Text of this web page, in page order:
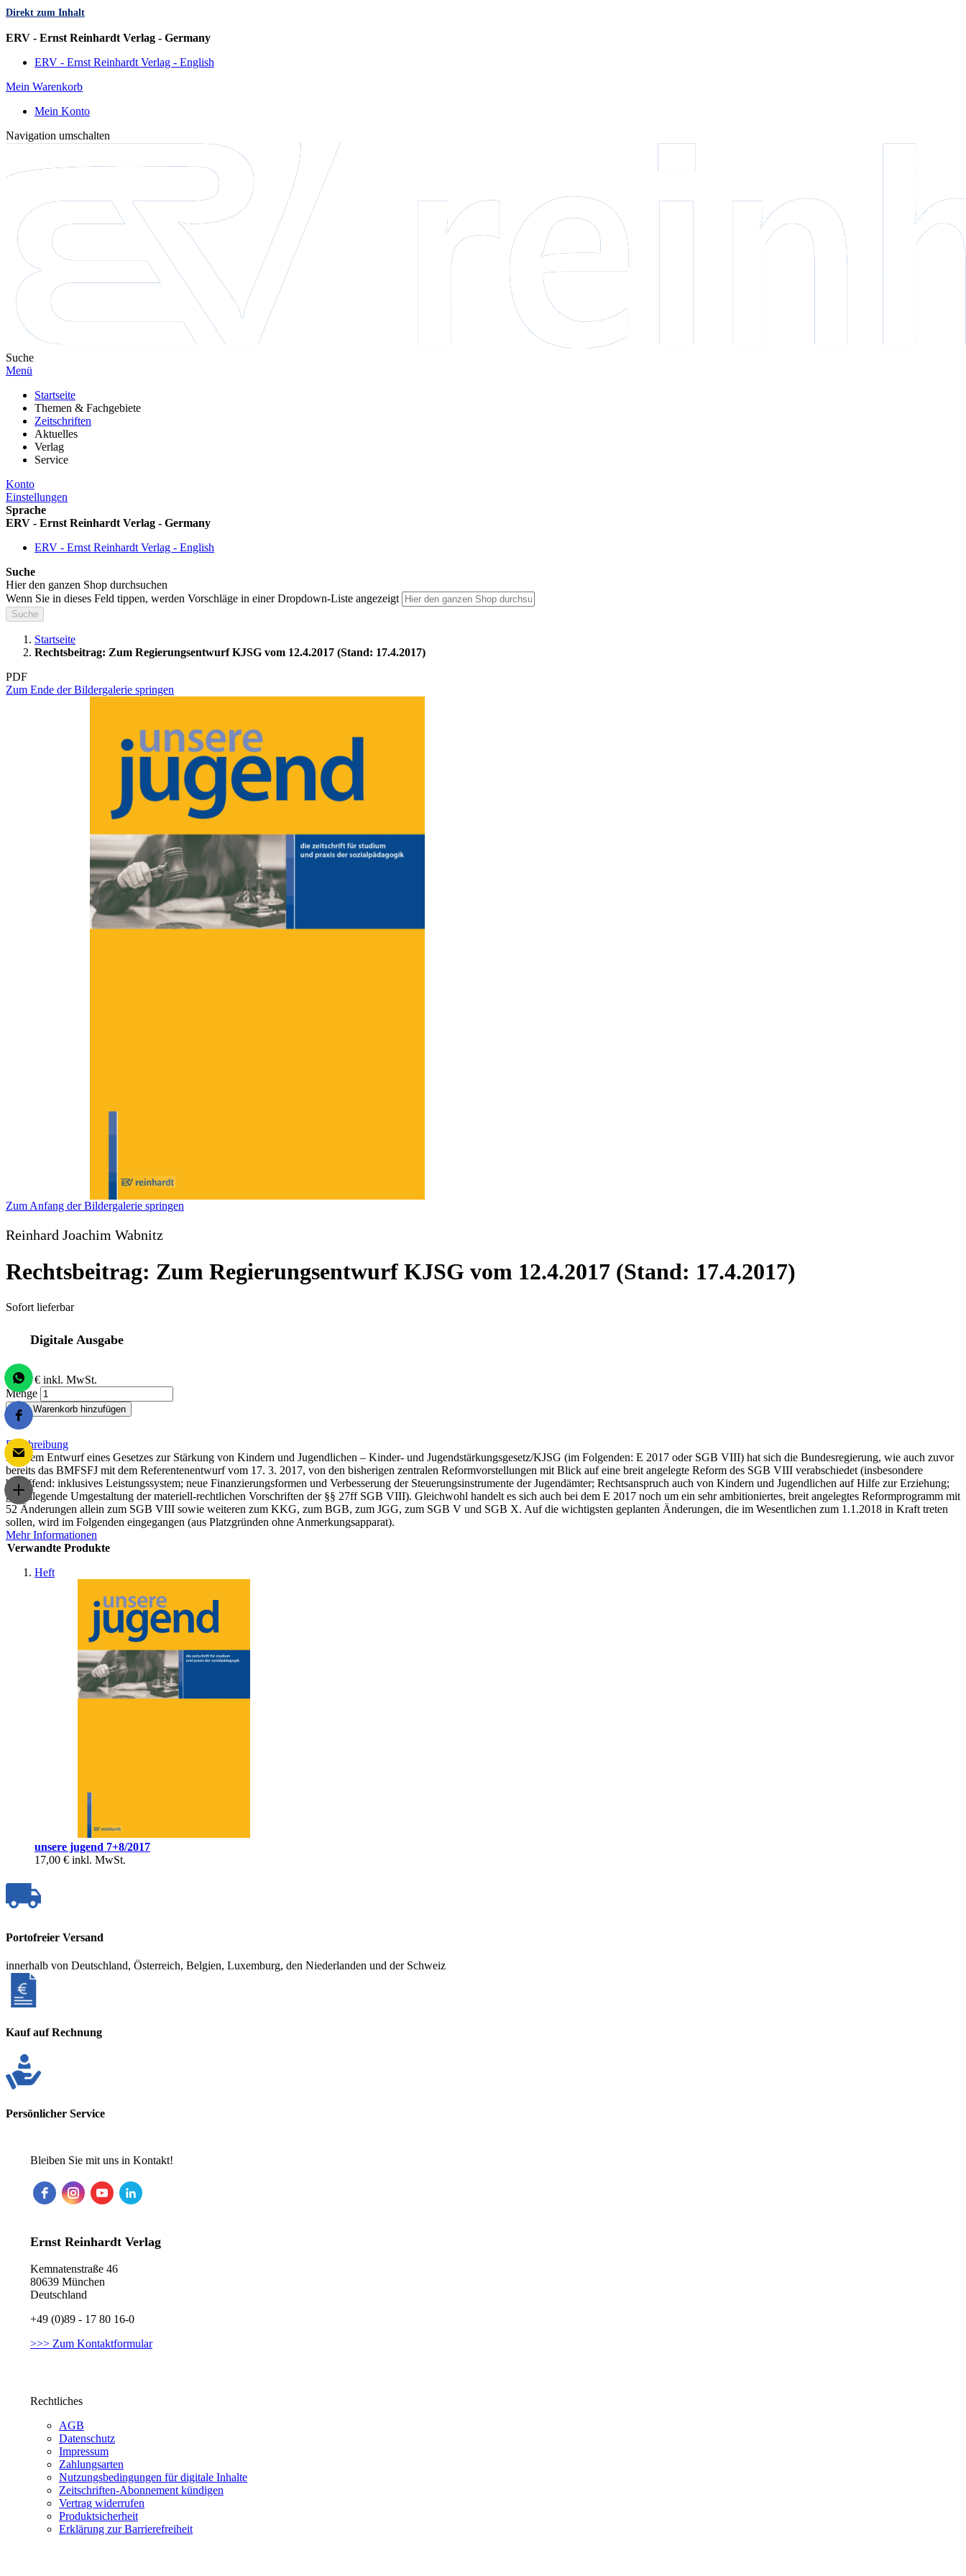
Direkt zum Inhalt
ERV - Ernst Reinhardt Verlag - Germany
ERV - Ernst Reinhardt Verlag - English
Mein Warenkorb
Mein Konto
Navigation umschalten
Suche
Menü
Startseite
Themen & Fachgebiete
Zeitschriften
Aktuelles
Verlag
Service
Konto
Einstellungen
Sprache
ERV - Ernst Reinhardt Verlag - Germany
ERV - Ernst Reinhardt Verlag - English
Suche
Hier den ganzen Shop durchsuchen
Wenn Sie in dieses Feld tippen, werden Vorschläge in einer Dropdown-Liste angezeigt
Suche
Startseite
Rechtsbeitrag: Zum Regierungsentwurf KJSG vom 12.4.2017 (Stand: 17.4.2017)
PDF
Zum Ende der Bildergalerie springen
Zum Anfang der Bildergalerie springen
Reinhard Joachim Wabnitz
Rechtsbeitrag: Zum Regierungsentwurf KJSG vom 12.4.2017 (Stand: 17.4.2017)
Sofort lieferbar
Digitale Ausgabe
13,00 € inkl. MwSt.
Menge
Zum Warenkorb hinzufügen
Beschreibung
Mit dem Entwurf eines Gesetzes zur Stärkung von Kindern und Jugendlichen – Kinder- und Jugendstärkungsgesetz/KJSG (im Folgenden: E 2017 oder SGB VIII) hat sich die Bundesregierung, wie auch zuvor
bereits das BMFSFJ mit dem Referentenentwurf vom 17. 3. 2017, von den bisherigen zentralen Reformvorstellungen mit Blick auf eine breit angelegte Reform des SGB VIII verabschiedet (insbesondere
betreffend: inklusives Leistungssystem; neue Finanzierungsformen und Verbesserung der Steuerungsinstrumente der Jugendämter; Rechtsanspruch auch von Kindern und Jugendlichen auf Hilfe zur Erziehung;
grundlegende Umgestaltung der materiell-rechtlichen Vorschriften der §§ 27ff SGB VIII). Gleichwohl handelt es sich auch bei dem E 2017 noch um ein sehr ambitioniertes, breit angelegtes Reformprogramm mit
52 Änderungen allein zum SGB VIII sowie weiteren zum KKG, zum BGB, zum JGG, zum SGB V und SGB X. Auf die wichtigsten geplanten Änderungen, die im Wesentlichen zum 1.1.2018 in Kraft treten
sollen, wird im Folgenden eingegangen (aus Platzgründen ohne Anmerkungsapparat).
Mehr Informationen
Verwandte Produkte
Heft
unsere jugend 7+8/2017
17,00 € inkl. MwSt.
Portofreier Versand
innerhalb von Deutschland, Österreich, Belgien, Luxemburg, den Niederlanden und der Schweiz
Kauf auf Rechnung
Persönlicher Service
Bleiben Sie mit uns in Kontakt!
Ernst Reinhardt Verlag
Kemnatenstraße 46
80639 München
Deutschland
+49 (0)89 - 17 80 16-0
>>> Zum Kontaktformular
Rechtliches
AGB
Datenschutz
Impressum
Zahlungsarten
Nutzungsbedingungen für digitale Inhalte
Zeitschriften-Abonnement kündigen
Vertrag widerrufen
Produktsicherheit
Erklärung zur Barrierefreiheit